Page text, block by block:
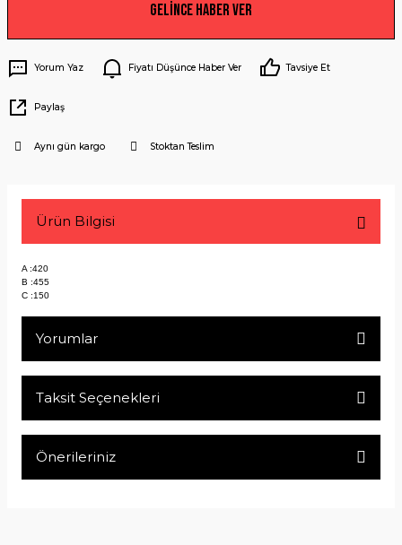
Gelince Haber Ver
Yorum Yaz Fiyatı Düşünce Haber Ver Tavsiye Et
Paylaş
Aynı gün kargo Stoktan Teslim
Ürün Bilgisi
A :420
B :455
C :150
Yorumlar
Taksit Seçenekleri
Önerileriniz